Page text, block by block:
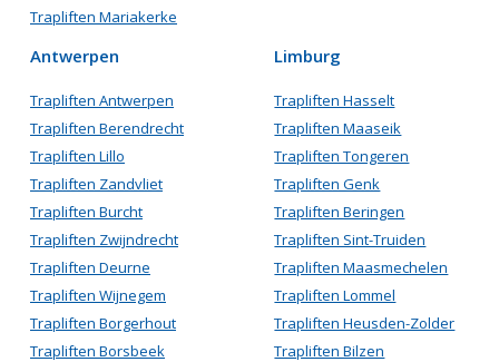
Trapliften Mariakerke
Antwerpen
Trapliften Antwerpen
Trapliften Berendrecht
Trapliften Lillo
Trapliften Zandvliet
Trapliften Burcht
Trapliften Zwijndrecht
Trapliften Deurne
Trapliften Wijnegem
Trapliften Borgerhout
Trapliften Borsbeek
Limburg
Trapliften Hasselt
Trapliften Maaseik
Trapliften Tongeren
Trapliften Genk
Trapliften Beringen
Trapliften Sint-Truiden
Trapliften Maasmechelen
Trapliften Lommel
Trapliften Heusden-Zolder
Trapliften Bilzen